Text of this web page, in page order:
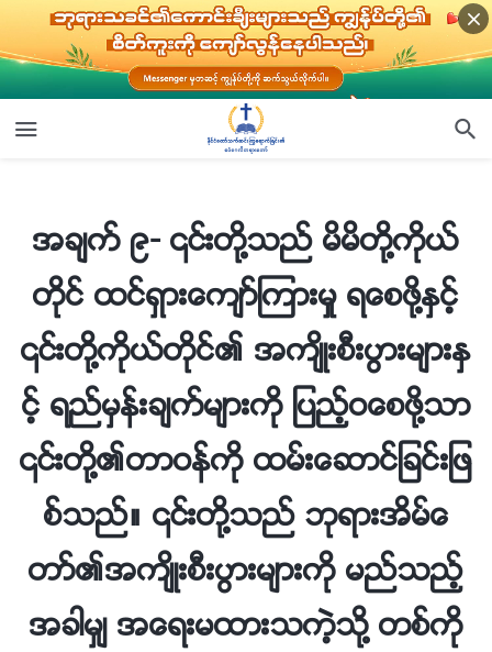
အခ်က္ ၉- ၎တို႔သည္ မိမိတို႔ကိုယ္
တိုင္ ထင္ရွားေက်ာ္ၾကားမႈ ရေစဖို႔ႏွင့္
၎တို႔ကိုယ္တိုင္၏ အက်ိဳးစီးပြားမ်ားႏွ
င့္ ရည္မွန္းခ်က္မ်ားကို ျပည့္ဝေစဖို႔သာ
၎တို႔၏တာဝန္ကို ထမ္းေဆာင္ျခင္းျဖ
စ္သည္။ ၎တို႔သည္ ဘုရားအိမ္ေ
တာ္၏အက်ိဳးစီးပြားမ်ားကို မည္သည့္
အခါမွ် အေရးမထားသကဲ့သို႔ တစ္ကို